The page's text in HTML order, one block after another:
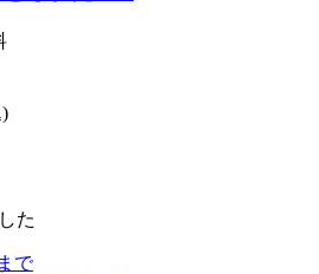
た
で